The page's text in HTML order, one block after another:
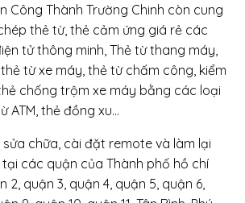
Công Thành Trường Chinh còn cung
thẻ từ, thẻ cảm ứng giá rẻ các
tử thông minh, Thẻ từ thang máy,
từ xe máy, thẻ từ chấm công, kiểm
chống trộm xe máy bằng các loại
ATM, thẻ đồng xu…
sửa chữa, cài đặt remote và làm lại
các quận của Thành phố hồ chí
2, quận 3, quận 4, quận 5, quận 6,